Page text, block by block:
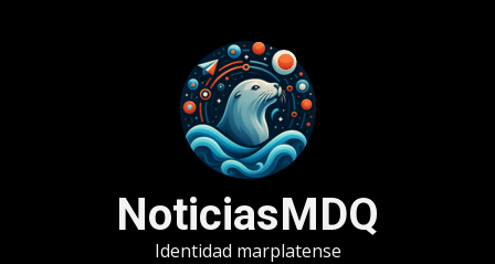
NoticiasMDQ
Identidad marplatense